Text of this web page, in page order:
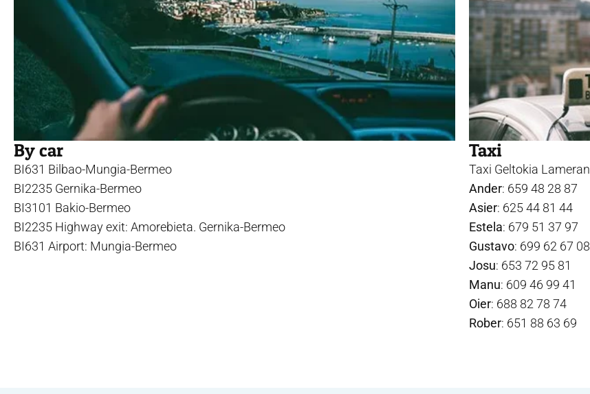
By car
BI631 Bilbao-Mungia-Bermeo
BI2235 Gernika-Bermeo
BI3101 Bakio-Bermeo
BI2235 Highway exit: Amorebieta. Gernika-Bermeo
BI631 Airport: Mungia-Bermeo
Taxi
Taxi Geltokia Lameran
Ander: 659 48 28 87
Asier: 625 44 81 44
Estela: 679 51 37 97
Gustavo: 699 62 67 08
Josu: 653 72 95 81
Manu: 609 46 99 41
Oier: 688 82 78 74
Rober: 651 88 63 69